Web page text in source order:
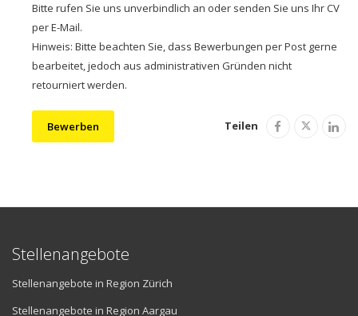
Bitte rufen Sie uns unverbindlich an oder senden Sie uns Ihr CV
per E-Mail.
Hinweis: Bitte beachten Sie, dass Bewerbungen per Post gerne
bearbeitet, jedoch aus administrativen Gründen nicht
retourniert werden.
Bewerben Teilen
Stellenangebote
Stellenangebote in Region Zürich
Stellenangebote in Region Aargau